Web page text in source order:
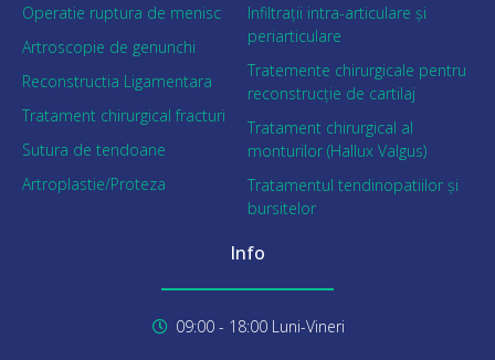
Operatie ruptura de menisc
Artroscopie de genunchi
Reconstructia Ligamentara
Tratament chirurgical fracturi
Sutura de tendoane
Artroplastie/Proteza
Infiltrații intra-articulare și
periarticulare
Tratemente chirurgicale pentru
reconstrucție de cartilaj
Tratament chirurgical al
monturilor (Hallux Valgus)
Tratamentul tendinopatiilor și
bursitelor
Info
09:00 - 18:00 Luni-Vineri